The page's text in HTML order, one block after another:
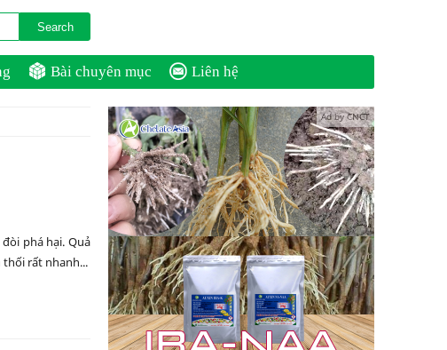
Bài chuyên mục Liên hệ
phá hại. Quả
thối rất nhanh...
Ad by CNCT